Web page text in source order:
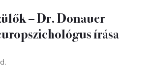
– Dr. Donauer
írása